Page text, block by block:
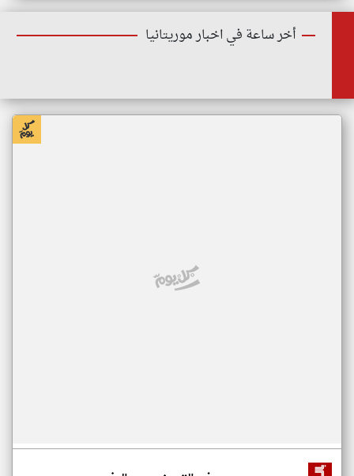
أخر ساعة في اخبار موريتانيا